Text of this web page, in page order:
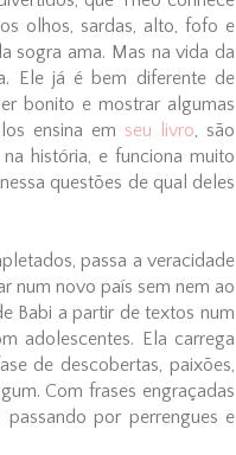
olhos, sardas, alto, fofo e
sogra ama. Mas na vida da
Ele já é bem diferente de
bonito e mostrar algumas
ensina em seu livro , são
história, e funciona muito
questões de qual deles
passa a veracidade
num novo país sem nem ao
Babi a partir de textos num
adolescentes. Ela carrega
de descobertas, paixões,
Com frases engraçadas
por perrengues e